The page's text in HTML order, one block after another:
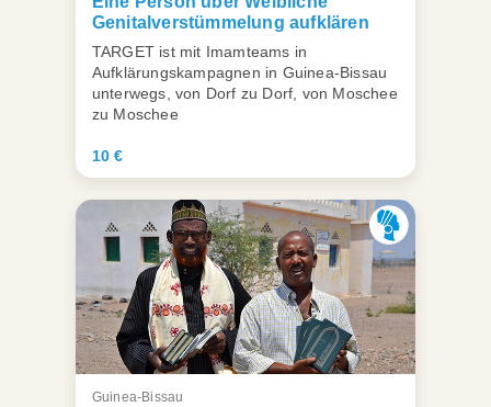
Genitalverstümmelung aufklären
TARGET ist mit Imamteams in
Aufklärungskampagnen in Guinea-Bissau
unterwegs, von Dorf zu Dorf, von Moschee
zu Moschee
10 €
Guinea-Bissau